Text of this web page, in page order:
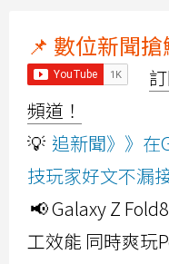
📌 數位新聞搶
頻道！
💡 追新聞》》在
技玩家好文不漏
📢 Galaxy Z
工效能 同時爽玩